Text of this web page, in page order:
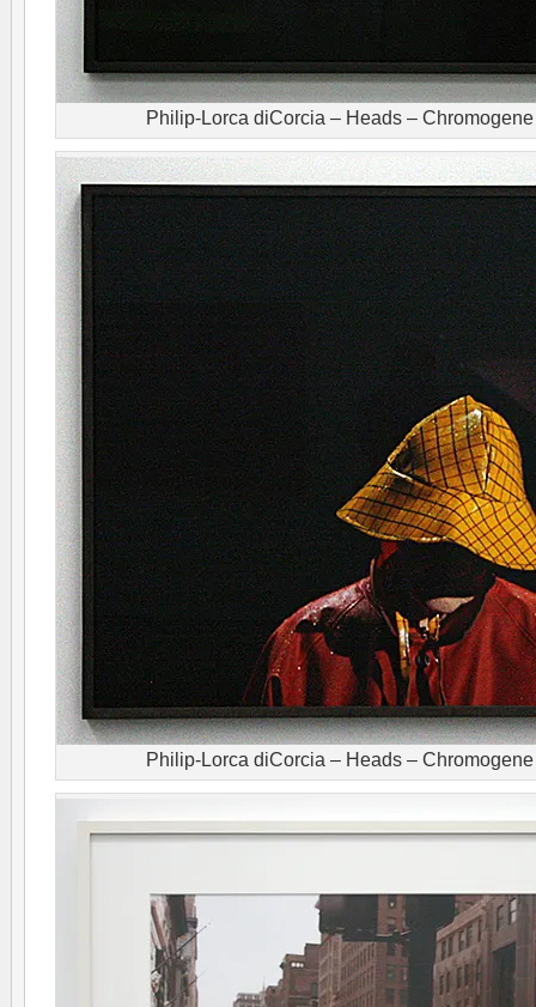
Philip-Lorca diCorcia – Heads –
Philip-Lorca diCorcia – Heads –